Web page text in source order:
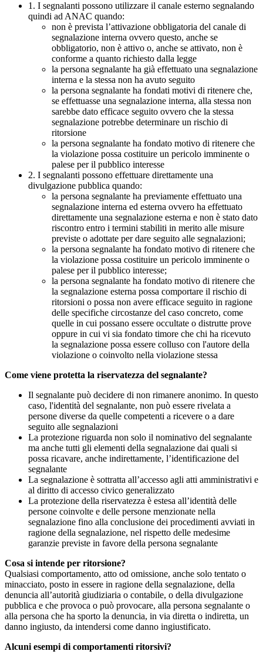
1. I segnalanti possono utilizzare il canale esterno segnalando
quindi ad ANAC quando:
non è prevista l’attivazione obbligatoria del canale di
segnalazione interna ovvero questo, anche se
obbligatorio, non è attivo o, anche se attivato, non è
conforme a quanto richiesto dalla legge
la persona segnalante ha già effettuato una segnalazione
interna e la stessa non ha avuto seguito
la persona segnalante ha fondati motivi di ritenere che,
se effettuasse una segnalazione interna, alla stessa non
sarebbe dato efficace seguito ovvero che la stessa
segnalazione potrebbe determinare un rischio di
ritorsione
la persona segnalante ha fondato motivo di ritenere che
la violazione possa costituire un pericolo imminente o
palese per il pubblico interesse
2. I segnalanti possono effettuare direttamente una
divulgazione pubblica quando:
la persona segnalante ha previamente effettuato una
segnalazione interna ed esterna ovvero ha effettuato
direttamente una segnalazione esterna e non è stato dato
riscontro entro i termini stabiliti in merito alle misure
previste o adottate per dare seguito alle segnalazioni;
la persona segnalante ha fondato motivo di ritenere che
la violazione possa costituire un pericolo imminente o
palese per il pubblico interesse;
la persona segnalante ha fondato motivo di ritenere che
la segnalazione esterna possa comportare il rischio di
ritorsioni o possa non avere efficace seguito in ragione
delle specifiche circostanze del caso concreto, come
quelle in cui possano essere occultate o distrutte prove
oppure in cui vi sia fondato timore che chi ha ricevuto
la segnalazione possa essere colluso con l'autore della
violazione o coinvolto nella violazione stessa
Come viene protetta la riservatezza del segnalante?
Il segnalante può decidere di non rimanere anonimo. In questo
caso, l'identità del segnalante, non può essere rivelata a
persone diverse da quelle competenti a ricevere o a dare
seguito alle segnalazioni
La protezione riguarda non solo il nominativo del segnalante
ma anche tutti gli elementi della segnalazione dai quali si
possa ricavare, anche indirettamente, l’identificazione del
segnalante
La segnalazione è sottratta all’accesso agli atti amministrativi e
al diritto di accesso civico generalizzato
La protezione della riservatezza è estesa all’identità delle
persone coinvolte e delle persone menzionate nella
segnalazione fino alla conclusione dei procedimenti avviati in
ragione della segnalazione, nel rispetto delle medesime
garanzie previste in favore della persona segnalante
Cosa si intende per ritorsione?
Qualsiasi comportamento, atto od omissione, anche solo tentato o
minacciato, posto in essere in ragione della segnalazione, della
denuncia all’autorità giudiziaria o contabile, o della divulgazione
pubblica e che provoca o può provocare, alla persona segnalante o
alla persona che ha sporto la denuncia, in via diretta o indiretta, un
danno ingiusto, da intendersi come danno ingiustificato.
Alcuni esempi di comportamenti ritorsivi?